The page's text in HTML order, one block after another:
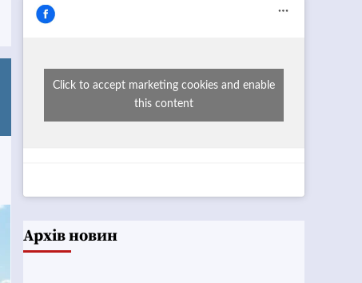
Click to accept marketing cookies and enable
this content
Архів новин